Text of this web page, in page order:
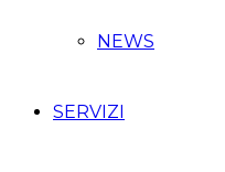
NEWS
SERVIZI